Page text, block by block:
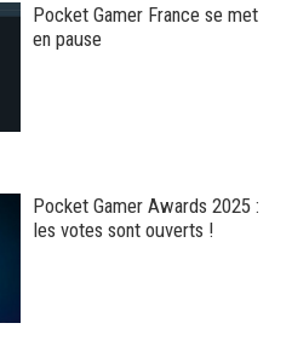
Pocket Gamer France se met
en pause
Pocket Gamer Awards 2025 :
les votes sont ouverts !